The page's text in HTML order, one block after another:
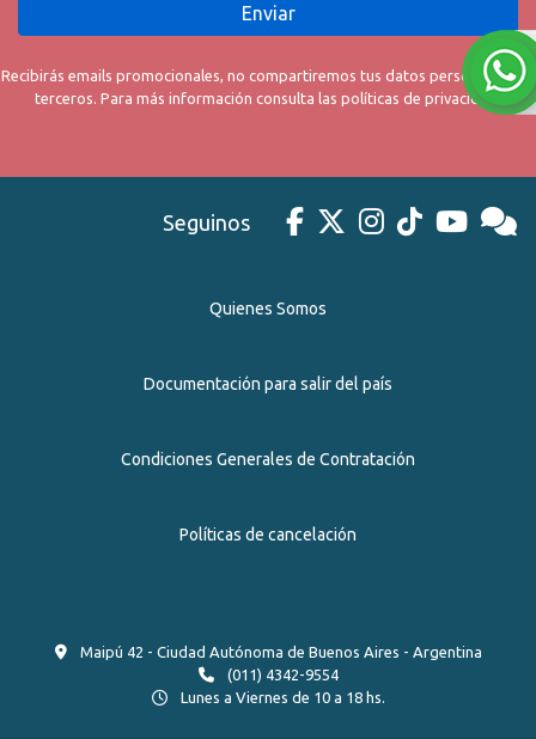
Enviar
Recibirás emails promocionales, no compartiremos tus datos personales con
terceros. Para más información consulta las políticas de privacidad.
Seguinos
Quienes Somos
Documentación para salir del país
Condiciones Generales de Contratación
Políticas de cancelación
Maipú 42 - Ciudad Autónoma de Buenos Aires - Argentina
(011) 4342-9554
Lunes a Viernes de 10 a 18 hs.